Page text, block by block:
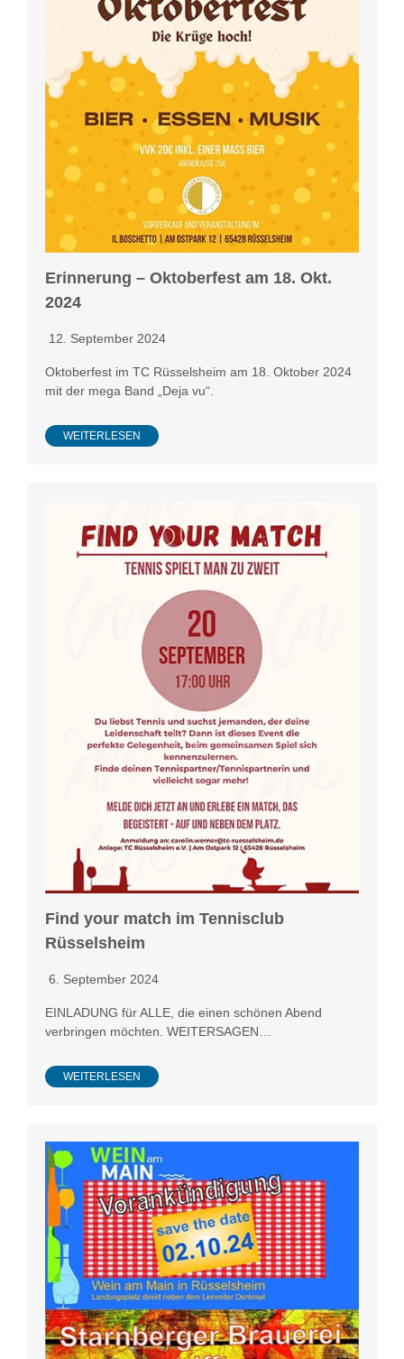
Erinnerung – Oktoberfest am 18. Okt.
2024
12. September 2024
Oktoberfest im TC Rüsselsheim am 18. Oktober 2024
mit der mega Band „Deja vu“.
WEITERLESEN
Find your match im Tennisclub
Rüsselsheim
6. September 2024
EINLADUNG für ALLE, die einen schönen Abend
verbringen möchten. WEITERSAGEN…
WEITERLESEN